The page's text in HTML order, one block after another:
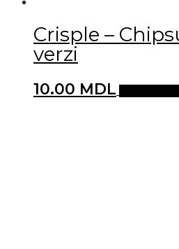
Crisple –
verzi
10.00 MDL